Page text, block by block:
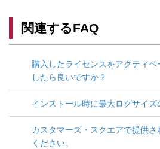
関連するFAQ
購入したライセンスをアクティベ
したら良いですか？
インストール時に最大ログサイズ
カスタマーズ・スクエアで提供
ください。